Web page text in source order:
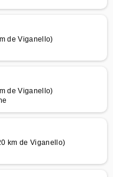
de Viganello)
de Viganello)
km de Viganello)